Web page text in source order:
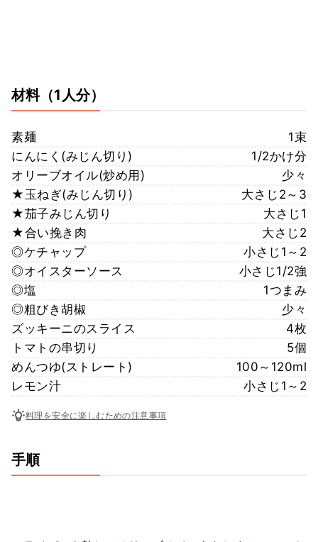
材料（1人分）
素麺
1束
にんにく(みじん切り)
1/2かけ分
オリーブオイル(炒め用)
少々
★玉ねぎ(みじん切り)
大さじ2～3
★茄子みじん切り
大さじ1
★合い挽き肉
大さじ2
◎ケチャップ
小さじ1～2
◎オイスターソース
小さじ1/2強
◎塩
1つまみ
◎粗びき胡椒
少々
ズッキーニのスライス
4枚
トマトの串切り
5個
めんつゆ(ストレート)
100～120ml
レモン汁
小さじ1～2
料理を安全に楽しむための注意事項
手順